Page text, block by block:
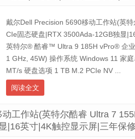
戴尔Dell Precision 5690移动工作站(英
CIe固态硬盘|RTX 3500Ada-12GB独显
英特尔® 酷睿™ Ultra 9 185H vPro® 企
1 GHz, 45W) 操作系统 Windows 11 家
MT/s 硬盘选项 1 TB M.2 PCIe NV ...
阅读全文
工作站(英特尔酷睿 Ultra 7
|16英寸|4K触控显示屏|三年保